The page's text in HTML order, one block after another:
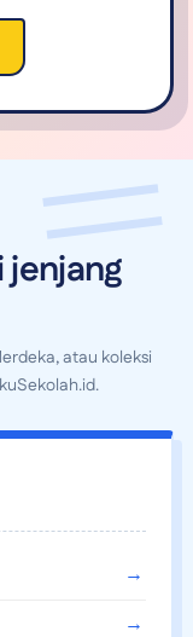
jenjang
atau koleksi